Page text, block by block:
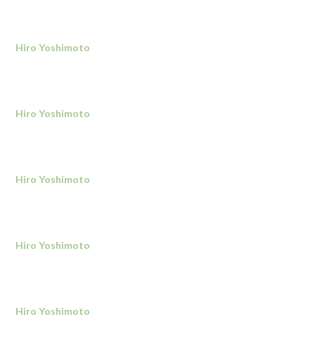
Hiro Yoshimoto
Hiro Yoshimoto
Hiro Yoshimoto
Hiro Yoshimoto
Hiro Yoshimoto